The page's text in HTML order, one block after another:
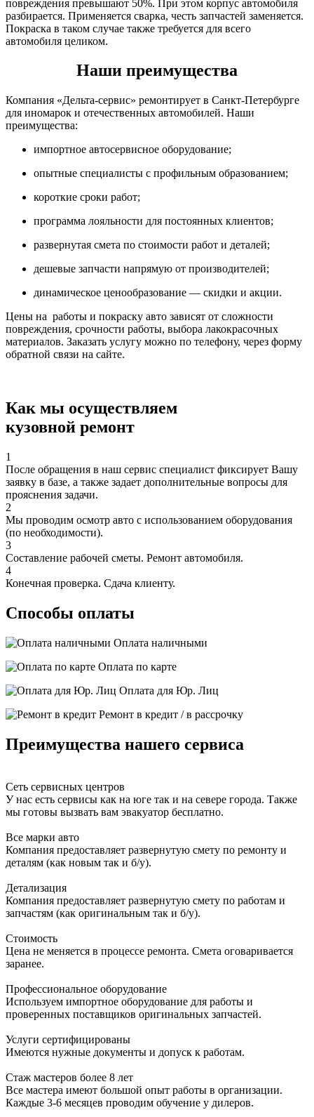
повреждения превышают 50%. При этом корпус автомобиля
разбирается. Применяется сварка, честь запчастей заменяется.
Покраска в таком случае также требуется для всего
автомобиля целиком.
Наши преимущества
Компания «Дельта-сервис» ремонтирует в Санкт-Петербурге
для иномарок и отечественных автомобилей. Наши
преимущества:
импортное автосервисное оборудование;
опытные специалисты с профильным образованием;
короткие сроки работ;
программа лояльности для постоянных клиентов;
развернутая смета по стоимости работ и деталей;
дешевые запчасти напрямую от производителей;
динамическое ценообразование — скидки и акции.
Цены на работы и покраску авто зависят от сложности
повреждения, срочности работы, выбора лакокрасочных
материалов. Заказать услугу можно по телефону, через форму
обратной связи на сайте.
Как мы осуществляем
кузовной ремонт
1
После обращения в наш сервис специалист фиксирует Вашу
заявку в базе, а также задает дополнительные вопросы для
прояснения задачи.
2
Мы проводим осмотр авто с использованием оборудования
(по необходимости).
3
Составление рабочей сметы. Ремонт автомобиля.
4
Конечная проверка. Сдача клиенту.
Способы оплаты
Оплата наличными
Оплата по карте
Оплата для Юр. Лиц
Ремонт в кредит / в рассрочку
Преимущества нашего сервиса
Сеть сервисных центров
У нас есть сервисы как на юге так и на севере города. Также
мы готовы вызвать вам эвакуатор бесплатно.
Все марки авто
Компания предоставляет развернутую смету по ремонту и
деталям (как новым так и б/у).
Детализация
Компания предоставляет развернутую смету по работам и
запчастям (как оригинальным так и б/у).
Стоимость
Цена не меняется в процессе ремонта. Смета оговаривается
заранее.
Профессиональное оборудование
Используем импортное оборудование для работы и
проверенных поставщиков оригинальных запчастей.
Услуги сертифицированы
Имеются нужные документы и допуск к работам.
Стаж мастеров более 8 лет
Все мастера имеют большой опыт работы в организации.
Каждые 3-6 месяцев проводим обучение у дилеров.